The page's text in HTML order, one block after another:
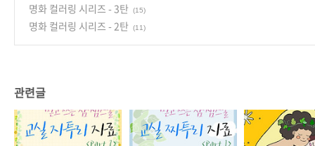
명화 컬러링 시리즈 - 3탄 (15)
명화 컬러링 시리즈 - 2탄 (11)
관련글